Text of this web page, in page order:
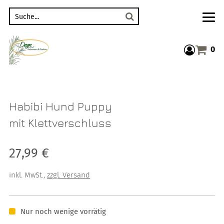
0
Habibi Hund Puppy
mit Klettverschluss
Verkaufspreis: 27,99 €
27,99 €
inkl. MwSt.,zzgl. Versand
Nur noch wenige vorrätig